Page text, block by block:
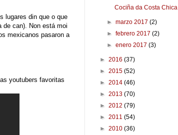
lugares din que o que
de can). Non está moi
mexicanos pasaron a
youtubers favoritas
Cociña da Costa Chica
►marzo 2017(2)
►febrero 2017(2)
►enero 2017(3)
► 2016 (37)
► 2015 (52)
► 2014 (46)
► 2013 (70)
► 2012 (79)
► 2011 (54)
► 2010 (36)